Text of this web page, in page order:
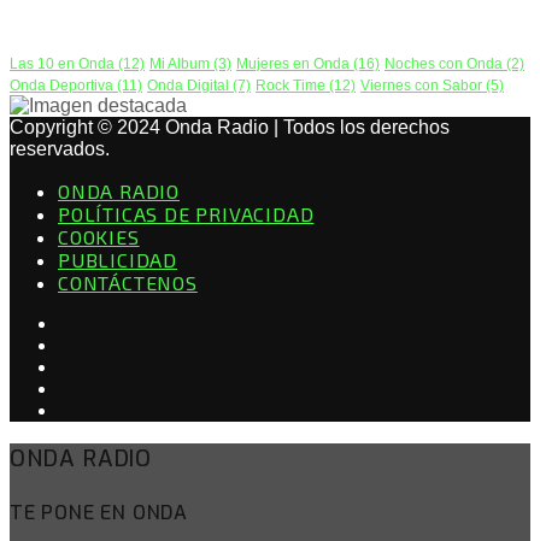
Las 10 en Onda (12) Mi Album (3) Mujeres en Onda (16) Noches con Onda (2)
Onda Deportiva (11) Onda Digital (7) Rock Time (12) Viernes con Sabor (5)
Copyright © 2024 Onda Radio | Todos los derechos
reservados.
ONDA RADIO
POLÍTICAS DE PRIVACIDAD
COOKIES
PUBLICIDAD
CONTÁCTENOS
ONDA RADIO
TE PONE EN ONDA